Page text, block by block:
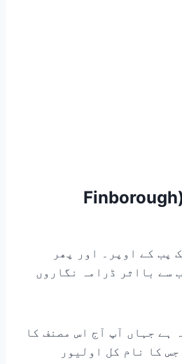
فنبرو تھیٹر (Finborough
ایک پب کے اوپر۔ اور پھر
سے بااثر ڈرامہ نگاروں
ہے جہاں آپ آج اس مصنف کا
کا نام کل اولیور